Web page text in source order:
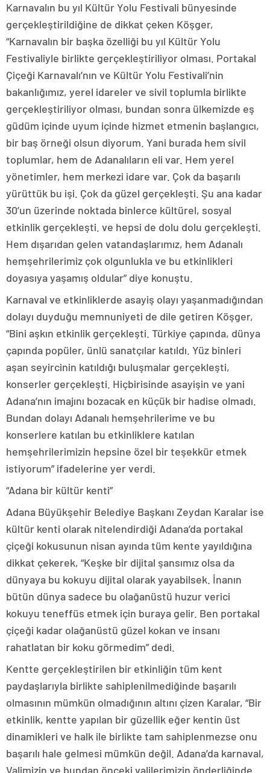
Karnavalın bu yıl Kültür Yolu Festivali bünyesinde
gerçekleştirildiğine de dikkat çeken Köşger,
“Karnavalın bir başka özelliği bu yıl Kültür Yolu
Festivaliyle birlikte gerçekleştiriliyor olması. Portakal
Çiçeği Karnavalı’nın ve Kültür Yolu Festivali’nin
bakanlığımız, yerel idareler ve sivil toplumla birlikte
gerçekleştiriliyor olması, bundan sonra ülkemizde eş
güdüm içinde uyum içinde hizmet etmenin başlangıcı,
bir baş örneği olsun diyorum. Yani burada hem sivil
toplumlar, hem de Adanalıların eli var. Hem yerel
yönetimler, hem merkezi idare var. Çok da başarılı
yürüttük bu işi. Çok da güzel gerçekleşti. Şu ana kadar
30’un üzerinde noktada binlerce kültürel, sosyal
etkinlik gerçekleşti. ve hepsi de dolu dolu gerçekleşti.
Hem dışarıdan gelen vatandaşlarımız, hem Adanalı
hemşehrilerimiz çok olgunlukla ve bu etkinlikleri
doyasıya yaşamış oldular” diye konuştu.
Karnaval ve etkinliklerde asayiş olayı yaşanmadığından
dolayı duyduğu memnuniyeti de dile getiren Köşger,
“Bini aşkın etkinlik gerçekleşti. Türkiye çapında, dünya
çapında popüler, ünlü sanatçılar katıldı. Yüz binleri
aşan seyircinin katıldığı buluşmalar gerçekleşti,
konserler gerçekleşti. Hiçbirisinde asayişin ve yani
Adana’nın imajını bozacak en küçük bir hadise olmadı.
Bundan dolayı Adanalı hemşehrilerime ve bu
konserlere katılan bu etkinliklere katılan
hemşehrilerimizin hepsine özel bir teşekkür etmek
istiyorum” ifadelerine yer verdi.
“Adana bir kültür kenti”
Adana Büyükşehir Belediye Başkanı Zeydan Karalar ise
kültür kenti olarak nitelendirdiği Adana’da portakal
çiçeği kokusunun nisan ayında tüm kente yayıldığına
dikkat çekerek, “Keşke bir dijital şansımız olsa da
dünyaya bu kokuyu dijital olarak yayabilsek. İnanın
bütün dünya sadece bu olağanüstü huzur verici
kokuyu teneffüs etmek için buraya gelir. Ben portakal
çiçeği kadar olağanüstü güzel kokan ve insanı
rahatlatan bir koku görmedim” dedi.
Kentte gerçekleştirilen bir etkinliğin tüm kent
paydaşlarıyla birlikte sahiplenilmediğinde başarılı
olmasının mümkün olmadığının altını çizen Karalar, “Bir
etkinlik, kentte yapılan bir güzellik eğer kentin üst
dinamikleri ve halk ile birlikte tam sahiplenmezse onu
başarılı hale gelmesi mümkün değil. Adana’da karnaval,
Valimizin ve bundan önceki valilerimizin önderliğinde